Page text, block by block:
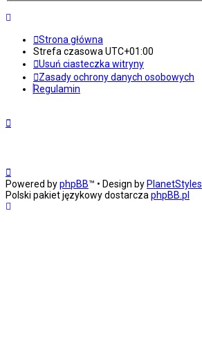
Strona główna
Strefa czasowaUTC+01:00
Usuń ciasteczka witryny
Zasady ochrony danych osobowych
Regulamin
Powered byphpBB™ • Design by PlanetStyles
Polski pakiet językowy dostarczaphpBB.pl